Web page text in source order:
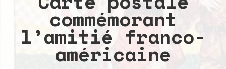
commémorant
l’amitié franco-
américaine